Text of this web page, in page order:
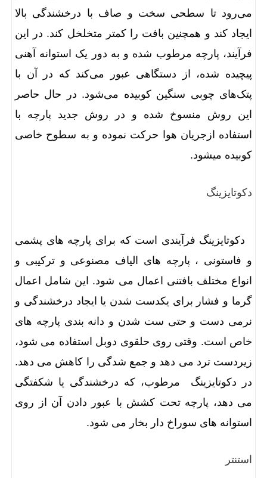
می‌رود تا سطحی سخت و صاف با درخشندگی بالا
ایجاد کند و همچنین بافت را کمتر متخلخل کند. در این
فرآیند، پارچه مرطوب شده و به دور یک استوانه آهنی
پیچیده شده، از دستگاهی عبور می‌کند که در آن با
پتک‌های چوبی سنگین کوبیده می‌شود. در حال حاصر
این روش منسوخ شده و در روش جدید پارچه با
استفاده ازجریان هوا حرکت نموده و به سطوح خاصی
کوبیده میشود.
دکوتایزینگ
دکوتایزینگ فرآیندی است که برای پارچه های پشمی
و فاستونی ، پارچه های الیاف مصنوعی و ترکیبی و
انواع مختلف بافتنی اعمال می شود. این شامل اعمال
گرما و فشار برای یکدست شدن یا ایجاد درخشندگی و
نرمی دست و حتی ست شدن و دانه بندی پارچه های
خاص است. وقتی روی حلقوی دوبل استفاده می شود،
زیردست ترد می دهد و جمع شدگی را کاهش می دهد.
در دکوتایزینگ مرطوب، که درخشندگی یا شکفتگی
می دهد، پارچه تحت کشش با عبور دادن آن از روی
استوانه های سوراخ دار بخار می شود.
استنتر